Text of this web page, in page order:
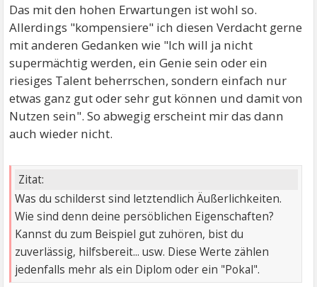
Das mit den hohen Erwartungen ist wohl so.
Allerdings "kompensiere" ich diesen Verdacht gerne
mit anderen Gedanken wie "Ich will ja nicht
supermächtig werden, ein Genie sein oder ein
riesiges Talent beherrschen, sondern einfach nur
etwas ganz gut oder sehr gut können und damit von
Nutzen sein". So abwegig erscheint mir das dann
auch wieder nicht.
Zitat:
Was du schilderst sind letztendlich Äußerlichkeiten.
Wie sind denn deine persöblichen Eigenschaften?
Kannst du zum Beispiel gut zuhören, bist du
zuverlässig, hilfsbereit... usw. Diese Werte zählen
jedenfalls mehr als ein Diplom oder ein "Pokal".